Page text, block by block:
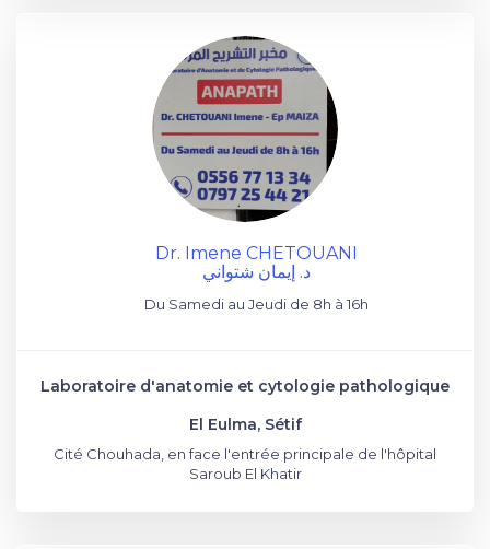
Dr. Imene CHETOUANI
د. إيمان شتواني
Du Samedi au Jeudi de 8h à 16h
Laboratoire d'anatomie et cytologie pathologique
El Eulma, Sétif
Cité Chouhada, en face l'entrée principale de l'hôpital
Saroub El Khatir